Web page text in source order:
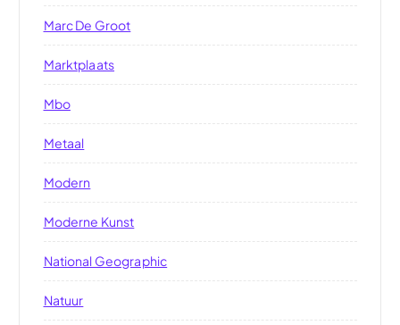
Marc De Groot
Marktplaats
Mbo
Metaal
Modern
Moderne Kunst
National Geographic
Natuur